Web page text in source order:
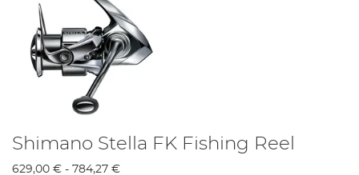
Shimano Stella FK Fishing Reel
629,00 € - 784,27 €